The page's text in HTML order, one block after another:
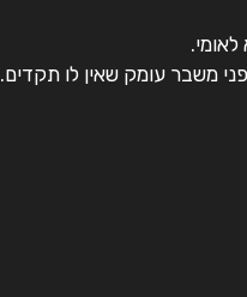
משבר עומק שאין לו תקדים.